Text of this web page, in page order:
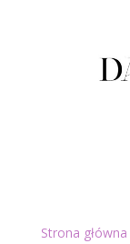
Strona główna